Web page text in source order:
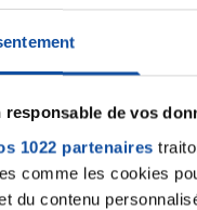
de vos
1022 partenaires
comme les cookies
du contenu